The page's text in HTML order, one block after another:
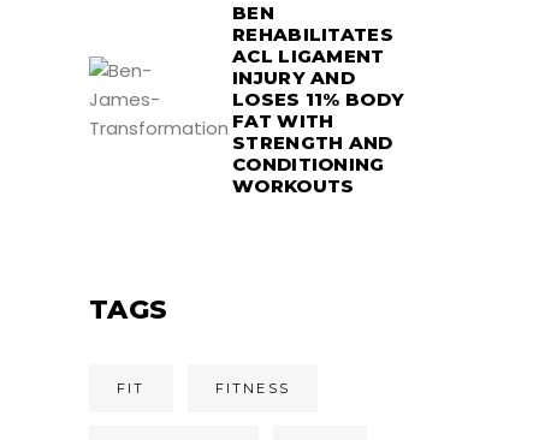
BEN
REHABILITATES
ACL LIGAMENT
INJURY AND
LOSES 11% BODY
FAT WITH
STRENGTH AND
CONDITIONING
WORKOUTS
TAGS
FIT FITNESS